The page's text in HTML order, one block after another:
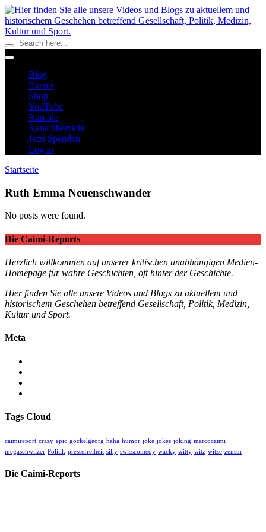
Blog
Events
Shop
YouTube
Rumble
Kanalübersicht
Jetzt Spenden
Log in
Startseite
Ruth Emma Neuenschwander
No posts were found.
Die Caimi-Reports
Herzlich willkommen auf unserer kritischen unabhängigen Medien-
Homepage für wahre Geschichten, oft hinter der Geschichte.
Hier finden Sie alle unsere Videos und Blogs zu aktuellem und
historischem Geschehen betreffend Gesellschaft, Politik, Medizin,
Kultur und Sport.
Meta
Tags Cloud
caimireport crazy epic gockelgeorg haha humor joke jokes joking marcocaimi
megaschwiizer Politik pressefreiheit silly swisscomedy wacky witty witz witze zensur
Die Caimi-Reports